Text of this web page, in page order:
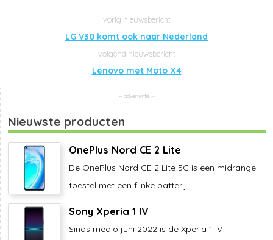
LG V30 komt ook naar Nederland
Lenovo met Moto X4
Nieuwste producten
OnePlus Nord CE 2 Lite
De OnePlus Nord CE 2 Lite 5G is een midrange
toestel met een flinke batterij ...
Sony Xperia 1 IV
Sinds medio juni 2022 is de Xperia 1 IV